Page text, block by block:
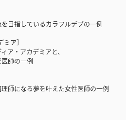
目指しているカラフルデブの一例
ア］
ア・アカデミアと、
師の一例
師になる夢を叶えた女性医師の一例